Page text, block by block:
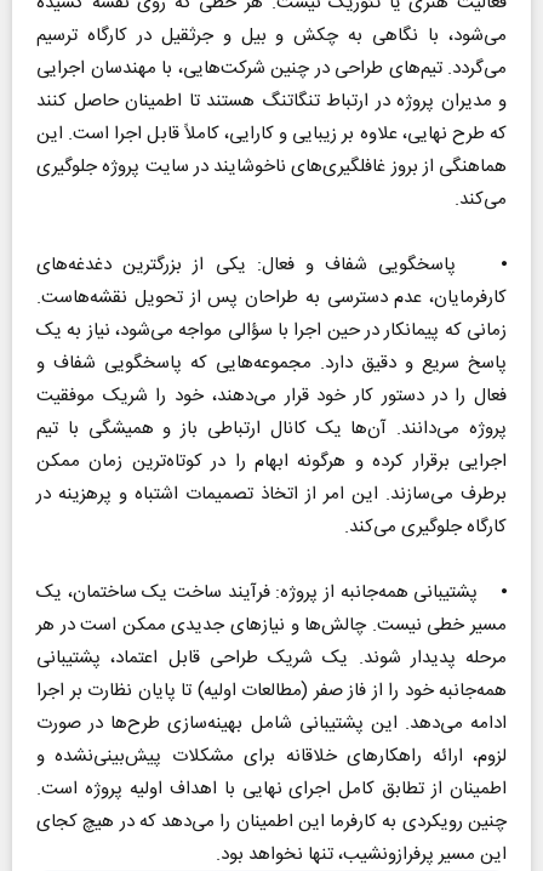
می‌شود، با نگاهی به چکش و بیل و جرثقیل در کارگاه ترسیم
می‌گردد. تیم‌های طراحی در چنین شرکت‌هایی، با مهندسان اجرایی
و مدیران پروژه در ارتباط تنگاتنگ هستند تا اطمینان حاصل کنند
که طرح نهایی، علاوه بر زیبایی و کارایی، کاملاً قابل اجرا است. این
هماهنگی از بروز غافلگیری‌های ناخوشایند در سایت پروژه جلوگیری
می‌کند.
⦁ پاسخگویی شفاف و فعال: یکی از بزرگترین دغدغه‌های
کارفرمایان، عدم دسترسی به طراحان پس از تحویل نقشه‌هاست.
زمانی که پیمانکار در حین اجرا با سؤالی مواجه می‌شود، نیاز به یک
پاسخ سریع و دقیق دارد. مجموعه‌هایی که پاسخگویی شفاف و
فعال را در دستور کار خود قرار می‌دهند، خود را شریک موفقیت
پروژه می‌دانند. آن‌ها یک کانال ارتباطی باز و همیشگی با تیم
اجرایی برقرار کرده و هرگونه ابهام را در کوتاه‌ترین زمان ممکن
برطرف می‌سازند. این امر از اتخاذ تصمیمات اشتباه و پرهزینه در
کارگاه جلوگیری می‌کند.
⦁ پشتیبانی همه‌جانبه از پروژه: فرآیند ساخت یک ساختمان، یک
مسیر خطی نیست. چالش‌ها و نیازهای جدیدی ممکن است در هر
مرحله پدیدار شوند. یک شریک طراحی قابل اعتماد، پشتیبانی
همه‌جانبه خود را از فاز صفر (مطالعات اولیه) تا پایان نظارت بر اجرا
ادامه می‌دهد. این پشتیبانی شامل بهینه‌سازی طرح‌ها در صورت
لزوم، ارائه راهکارهای خلاقانه برای مشکلات پیش‌بینی‌نشده و
اطمینان از تطابق کامل اجرای نهایی با اهداف اولیه پروژه است.
چنین رویکردی به کارفرما این اطمینان را می‌دهد که در هیچ کجای
این مسیر پرفرازونشیب، تنها نخواهد بود.